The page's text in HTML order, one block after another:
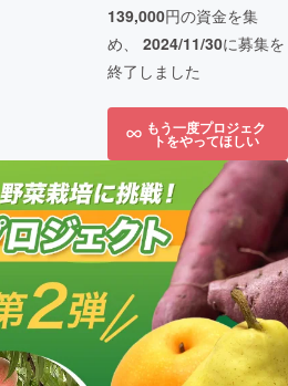
139,000円の資金を集
め、 2024/11/30に募集を
終了しました
もう一度プロジェク
トをやってほしい